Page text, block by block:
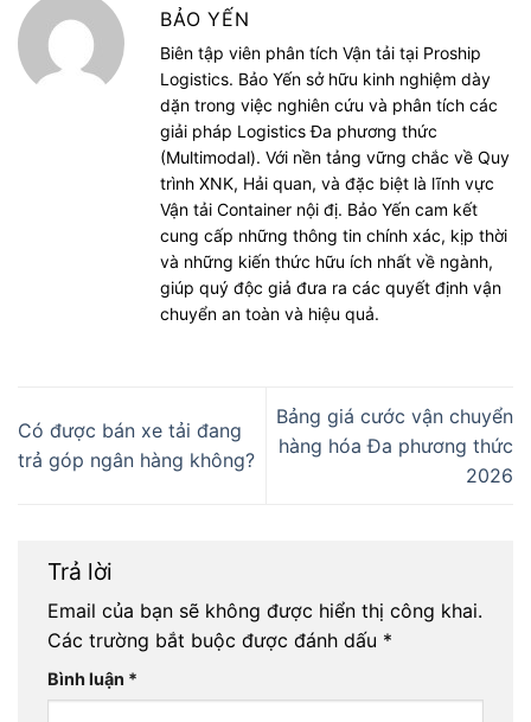
BẢO YẾN
Biên tập viên phân tích Vận tải tại Proship
Logistics. Bảo Yến sở hữu kinh nghiệm dày
dặn trong việc nghiên cứu và phân tích các
giải pháp Logistics Đa phương thức
(Multimodal). Với nền tảng vững chắc về Quy
trình XNK, Hải quan, và đặc biệt là lĩnh vực
Vận tải Container nội đị. Bảo Yến cam kết
cung cấp những thông tin chính xác, kịp thời
và những kiến thức hữu ích nhất về ngành,
giúp quý độc giả đưa ra các quyết định vận
chuyển an toàn và hiệu quả.
Có được bán xe tải đang
trả góp ngân hàng không?
Bảng giá cước vận chuyển
hàng hóa Đa phương thức
2026
Trả lời
Email của bạn sẽ không được hiển thị công khai.
Các trường bắt buộc được đánh dấu *
Bình luận *